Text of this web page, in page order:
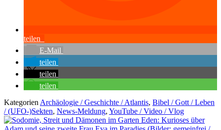
teilen
E-Mail
teilen
teilen
teilen
Kategorien Archäologie / Geschichte / Atlantis, Bibel / Gott / Leben
/ (UFO-)Sekten, News-Meldung, YouTube / Video / Vlog